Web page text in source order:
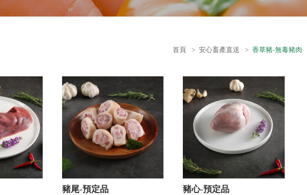
首頁 > 安心畜產直送 > 香草豬-無毒豬肉
豬尾-預定品 豬心-預定品